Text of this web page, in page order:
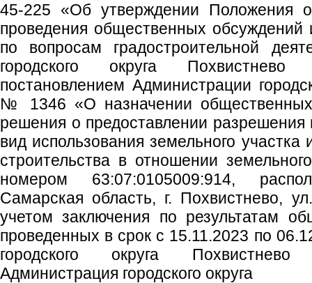
45-225 «Об утверждении Положения
проведения общественных
по вопросам градостроительной
городского округа Похвистнево
постановлением Администрации
№ 1346 «О назначении общественных
решения о предоставлении
вид использования земельного участка
строительства в отношении
номером 63:07:0105009:914,
Самарская область, г. Похвистнево,
учетом заключения по результатам
проведенных в срок с 15.11.2023 по
городского округа
Администрация городского округа